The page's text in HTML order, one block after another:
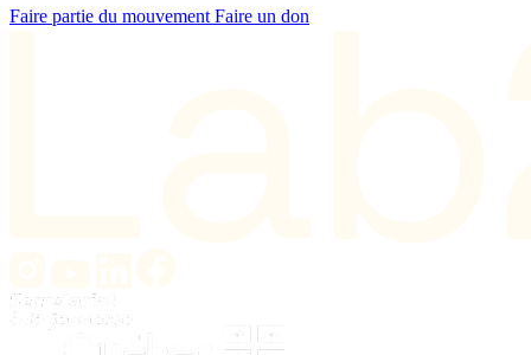
Faire partie du mouvement Faire un don